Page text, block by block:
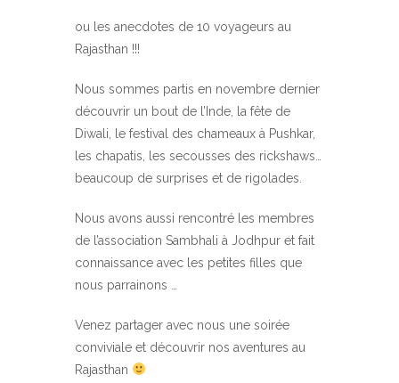
ou les anecdotes de 10 voyageurs au
Rajasthan !!!
Nous sommes partis en novembre dernier
découvrir un bout de l’Inde, la fête de
Diwali, le festival des chameaux à Pushkar,
les chapatis, les secousses des rickshaws…
beaucoup de surprises et de rigolades.
Nous avons aussi rencontré les membres
de l’association Sambhali à Jodhpur et fait
connaissance avec les petites filles que
nous parrainons …
Venez partager avec nous une soirée
conviviale et découvrir nos aventures au
Rajasthan